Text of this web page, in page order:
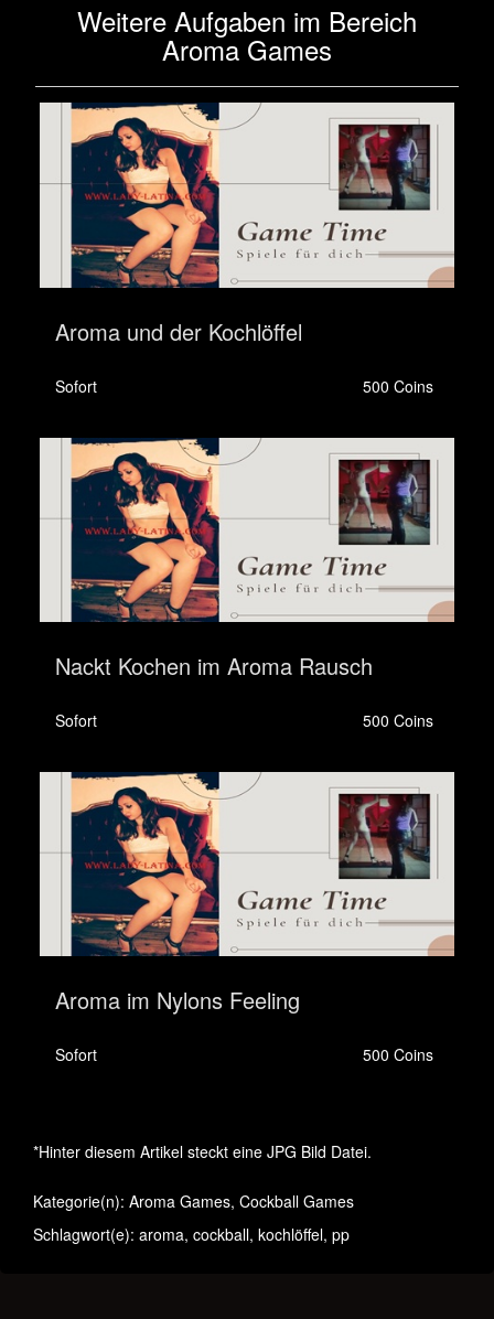
Weitere Aufgaben im Bereich
Aroma Games
Aroma und der Kochlöffel
Sofort 500 Coins
Nackt Kochen im Aroma Rausch
Sofort 500 Coins
Aroma im Nylons Feeling
Sofort 500 Coins
*Hinter diesem Artikel steckt eine JPG Bild Datei.
Kategorie(n): Aroma Games, Cockball Games
Schlagwort(e): aroma, cockball, kochlöffel, pp